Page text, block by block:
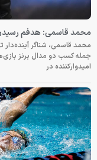
محمد قاسمی: هدفم رسیدن به فینال ۴۰۰ متر
محمد قاسمی، شناگر آینده‌دار
جمله کسب دو مدال برنز
امیدوارکننده در